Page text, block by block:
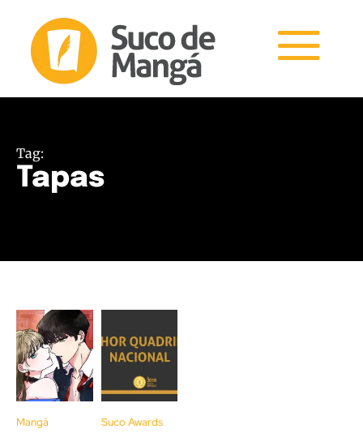
Tag:
Tapas
Mangá Suco Awards